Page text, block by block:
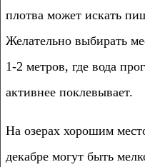
плотва может искать
Желательно выбирать
1-2 метров, где вода
активнее поклевывает.
На озерах хорошим
декабре могут быть